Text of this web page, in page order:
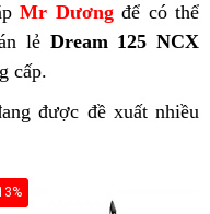
Mr Dươngđể có thể
lẻ Dream 125 NCX
cấp.
được đề xuất nhiều